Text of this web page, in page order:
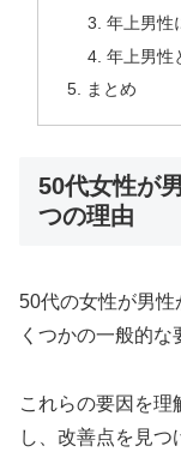
年上男性
年上男性
まとめ
50代女性が
つの理由
50代の女性が男
くつかの一般的な
これらの要因を理
し、改善点を見つ